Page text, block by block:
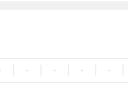
・ ・ ・ ・ ・